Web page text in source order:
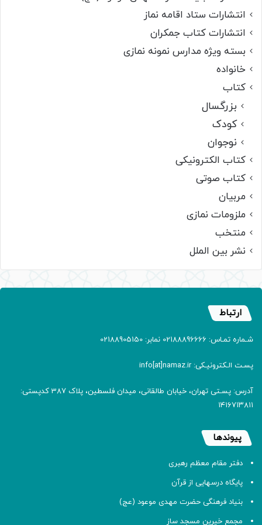
انتشارات ستاد اقامه نماز
انتشارات کتاب جمکران
بسته ویژه مدارس نمونه نمازی
خانواده
کتاب
بزرگسال
کودک
نوجوان
کتاب الکترونیکی
کتاب صوتی
مربیان
ملزومات نمازی
منتخب
نشر بین الملل
ارتباط
شـماره تمـاس: 02188896666 نمابر: 02188905150
پسـت الـکترونیـکی: info[at]namaz.ir
آدرس: پسـتی تهران، خیابان طالقانی، میدان فلسطین، پلاک 387 کدپستی:
۱۴۱۶۷۱۳۸۱۱
پیوندها
دفتر مقام معظم رهبری
پایگاه درسهایی از قرآن
بنیاد فرهنگی حضرت مهدی موعود (عج)
مجمع خیرین مسجد ساز